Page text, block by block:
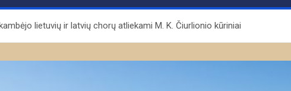
lietuvių ir latvių chorų atliekami M. K. Čiurlionio kūriniai